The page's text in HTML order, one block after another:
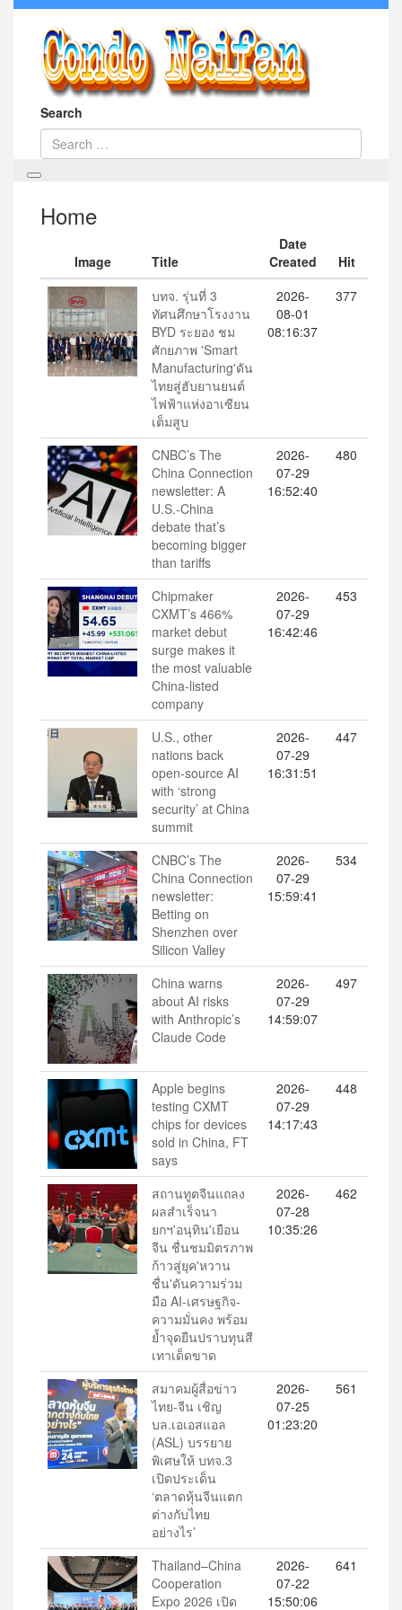
Search
Home
Image Title
Date
Created
Hit
บทจ. รุ่นที่ 3
ทัศนศึกษาโรงงาน
BYD ระยอง ชม
ศักยภาพ 'Smart
Manufacturing'ดัน
ไทยสู่ฮับยานยนต์
ไฟฟ้าแห่งอาเซียน
เต็มสูบ
2026-
08-01
08:16:37
377
CNBC’s The
China Connection
newsletter: A
U.S.-China
debate that’s
becoming bigger
than tariffs
2026-
07-29
16:52:40
480
Chipmaker
CXMT’s 466%
market debut
surge makes it
the most valuable
China-listed
company
2026-
07-29
16:42:46
453
U.S., other
nations back
open-source AI
with ‘strong
security’ at China
summit
2026-
07-29
16:31:51
447
CNBC’s The
China Connection
newsletter:
Betting on
Shenzhen over
Silicon Valley
2026-
07-29
15:59:41
534
China warns
about AI risks
with Anthropic’s
Claude Code
2026-
07-29
14:59:07
497
Apple begins
testing CXMT
chips for devices
sold in China, FT
says
2026-
07-29
14:17:43
448
สถานทูตจีนแถลง
ผลสำเร็จนา
ยกฯ'อนุทิน'เยือน
จีน ชื่นชมมิตรภาพ
ก้าวสู่ยุค'หวาน
ชื่น'ดันความร่วม
มือ AI-เศรษฐกิจ-
ความมั่นคง พร้อม
ย้ำจุดยืนปราบทุนสี
เทาเด็ดขาด
2026-
07-28
10:35:26
462
สมาคมผู้สื่อข่าว
ไทย-จีน เชิญ
บล.เอเอสแอล
(ASL) บรรยาย
พิเศษให้ บทจ.3
เปิดประเด็น
‘ตลาดหุ้นจีนแตก
ต่างกับไทย
อย่างไร’
2026-
07-25
01:23:20
561
Thailand–China
Cooperation
Expo 2026 เปิด
2026-
07-22
15:50:06
641